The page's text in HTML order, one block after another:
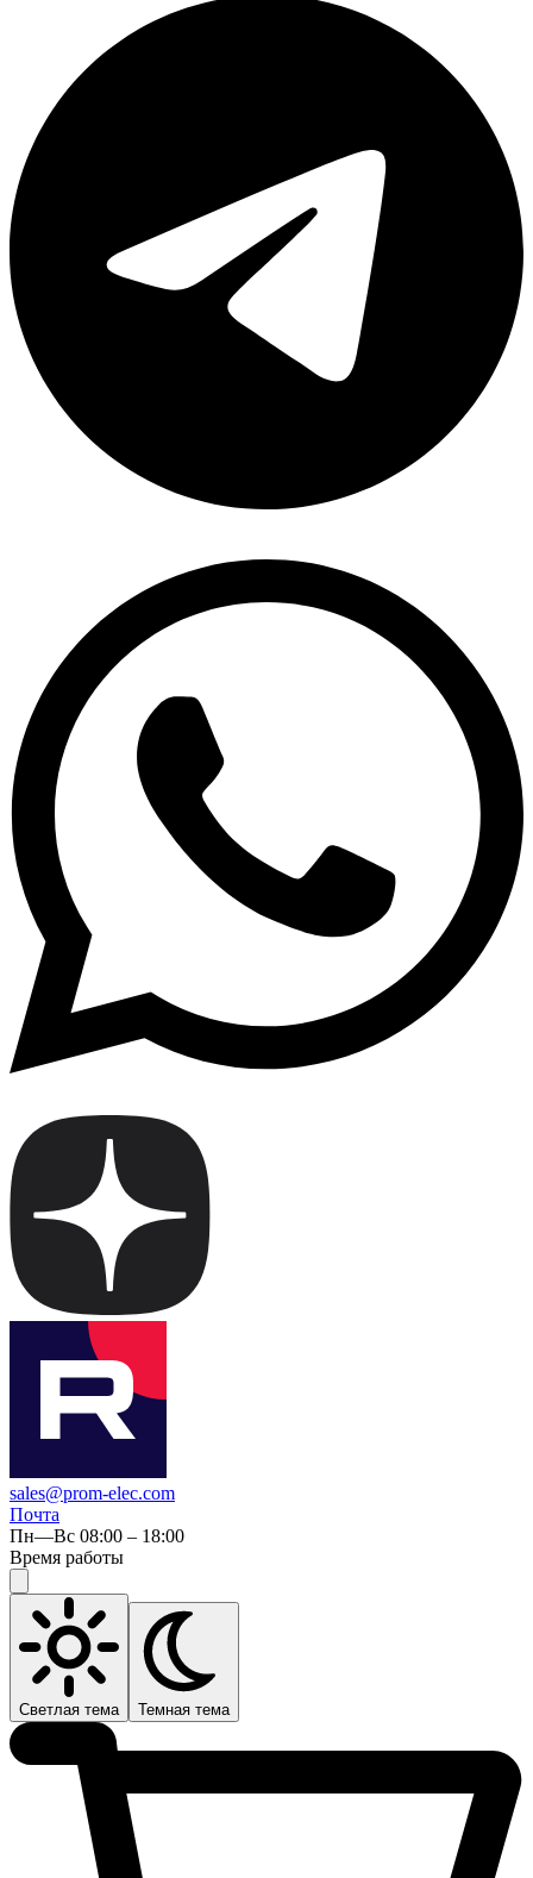
sales@prom-elec.com
Почта
Пн—Вс 08:00 – 18:00
Время работы
Светлая тема Темная тема